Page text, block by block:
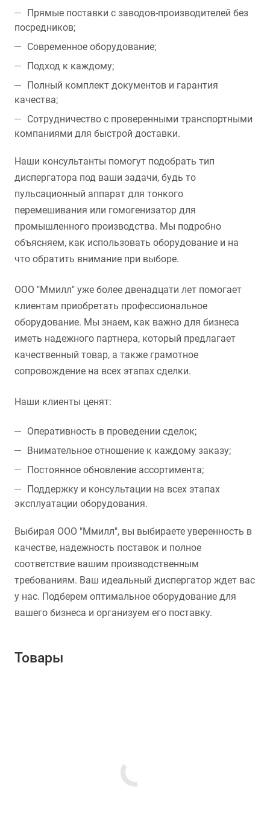
Прямые поставки с заводов-производителей без
посредников;
Современное оборудование;
Подход к каждому;
Полный комплект документов и гарантия
качества;
Сотрудничество с проверенными транспортными
компаниями для быстрой доставки.
Наши консультанты помогут подобрать тип
диспергатора под ваши задачи, будь то
пульсационный аппарат для тонкого
перемешивания или гомогенизатор для
промышленного производства. Мы подробно
объясняем, как использовать оборудование и на
что обратить внимание при выборе.
ООО "Ммилл" уже более двенадцати лет помогает
клиентам приобретать профессиональное
оборудование. Мы знаем, как важно для бизнеса
иметь надежного партнера, который предлагает
качественный товар, а также грамотное
сопровождение на всех этапах сделки.
Наши клиенты ценят:
Оперативность в проведении сделок;
Внимательное отношение к каждому заказу;
Постоянное обновление ассортимента;
Поддержку и консультации на всех этапах
эксплуатации оборудования.
Выбирая ООО "Ммилл", вы выбираете уверенность в
качестве, надежность поставок и полное
соответствие вашим производственным
требованиям. Ваш идеальный диспергатор ждет вас
у нас. Подберем оптимальное оборудование для
вашего бизнеса и организуем его поставку.
Товары